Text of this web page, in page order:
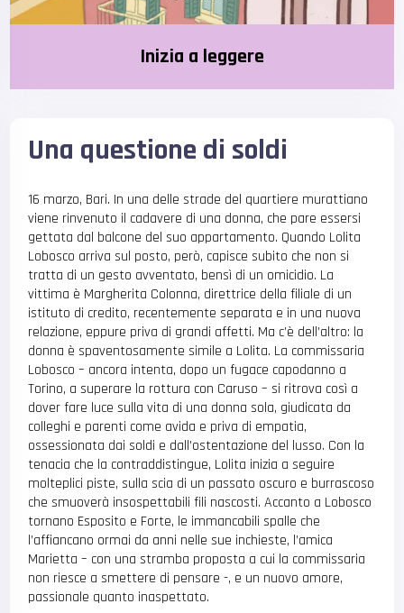
Inizia a leggere
Una questione di soldi
16 marzo, Bari. In una delle strade del quartiere murattiano
viene rinvenuto il cadavere di una donna, che pare essersi
gettata dal balcone del suo appartamento. Quando Lolita
Lobosco arriva sul posto, però, capisce subito che non si
tratta di un gesto avventato, bensì di un omicidio. La
vittima è Margherita Colonna, direttrice della filiale di un
istituto di credito, recentemente separata e in una nuova
relazione, eppure priva di grandi affetti. Ma c’è dell’altro: la
donna è spaventosamente simile a Lolita. La commissaria
Lobosco – ancora intenta, dopo un fugace capodanno a
Torino, a superare la rottura con Caruso – si ritrova così a
dover fare luce sulla vita di una donna sola, giudicata da
colleghi e parenti come avida e priva di empatia,
ossessionata dai soldi e dall’ostentazione del lusso. Con la
tenacia che la contraddistingue, Lolita inizia a seguire
molteplici piste, sulla scia di un passato oscuro e burrascoso
che smuoverà insospettabili fili nascosti. Accanto a Lobosco
tornano Esposito e Forte, le immancabili spalle che
l’affiancano ormai da anni nelle sue inchieste, l’amica
Marietta – con una stramba proposta a cui la commissaria
non riesce a smettere di pensare -, e un nuovo amore,
passionale quanto inaspettato.